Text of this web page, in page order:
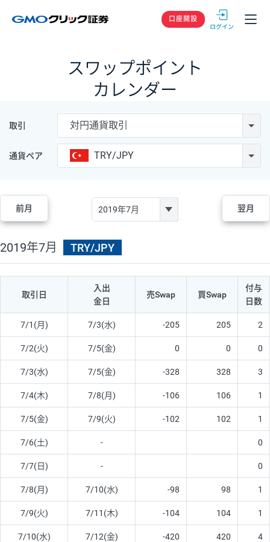
GMOクリック
口座開設
スワップポイント
カレンダー
取引 対円通貨取引
通貨ペア TRY/JPY
前月 翌月
2019年7月 TRY/JPY
取引日
入出
金日
売Swap 買Swap
付与
日数
7/1(月) 7/3(水) -205 205 2
7/2(火) 7/5(金) 0 0 0
7/3(水) 7/5(金) -328 328 3
7/4(木) 7/8(月) -106 106 1
7/5(金) 7/9(火) -102 102 1
7/6(土) - 0
7/7(日) - 0
7/8(月) 7/10(水) -98 98 1
7/9(火) 7/11(木) -104 104 1
7/10(水) 7/12(金) -420 420 4